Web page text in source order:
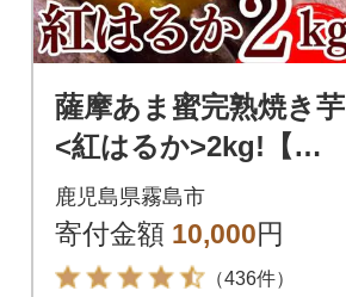
薩摩あま蜜完熟焼き芋
<紅はるか>2kg!【フ
レッシュジャパン鹿
児島】A-180
鹿児島県霧島市
寄付金額 10,000円
（436件）